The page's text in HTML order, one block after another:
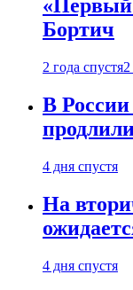
«Первый
Бортич
2 года спустя
В
4 дня спустя
На
4 дня спустя